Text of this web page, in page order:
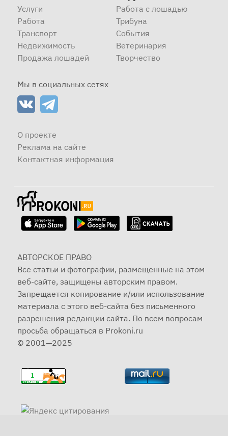
View this content on Instagram
Лошадь замедлился оч быстро. Т е с первого раза на
выехать куда-ниб на трассу где можно скиджоринг. Есть
у нас такие места в МО?
Услуги
Работа
Транспорт
Недвижимость
Продажа лошадей
Работа с лошадью
Трибуна
События
Ветеринария
Творчество
Мы в социальных сетях
О проекте
Реклама на сайте
Контактная информация
АВТОРСКОЕ ПРАВО
Все статьи и фотографии, размещенные на этом
веб-сайте, защищены авторским правом.
Запрещается копирование и/или использование
материала с этого веб-сайта без письменного
разрешения редакции сайта. По всем вопросам
просьба обращаться в Prokoni.ru
© 2001—2025